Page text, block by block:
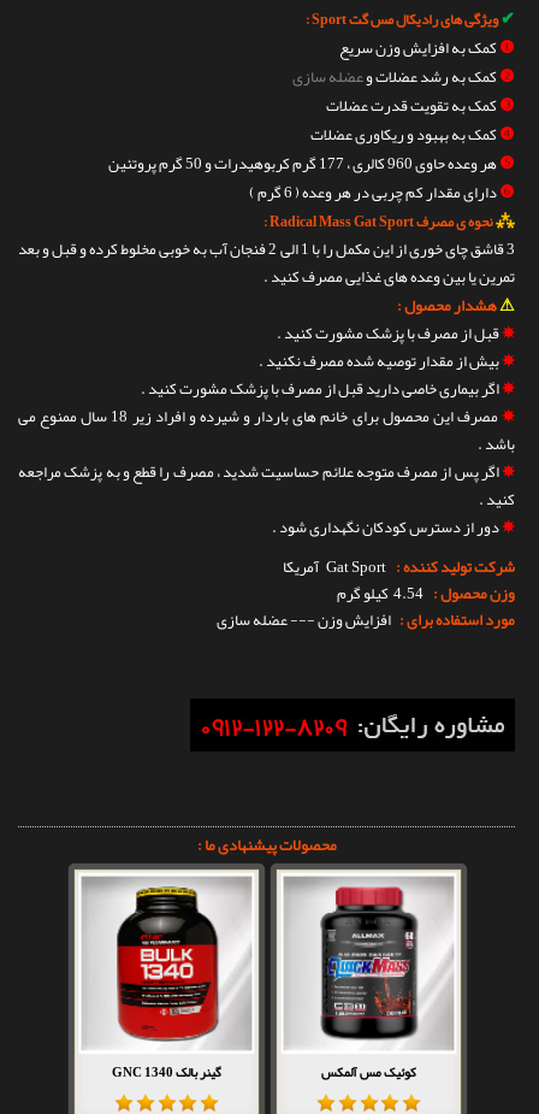
✔ویژگی های رادیکال مس گت Sport :
❶کمک به افزایش وزن سریع
❷کمک به رشد عضلات وعضله سازی
❸کمک به تقویت قدرت عضلات
❹کمک به بهبود و ریکاوری عضلات
❺هر وعده حاوی 960 کالری ، 177 گرم کربوهیدرات و 50 گرم پروتئین
❻دارای مقدار کم چربی در هر وعده ( 6 گرم )
⁂نحوه ی مصرف Radical Mass Gat Sport :
3 قاشق چای خوری از این مکمل را با 1 الی 2 فنجان آب به خوبی مخلوط کرده و قبل و بعد
تمرین یا بین وعده های غذایی مصرف کنید .
⚠هشدار محصول :
✵قبل از مصرف با پزشک مشورت کنید .
✵بیش از مقدار توصیه شده مصرف نکنید .
✵اگر بیماری خاصی دارید قبل از مصرف با پزشک مشورت کنید .
✵
مصرف این محصول برای خانم های باردار و شیرده و افراد زیر 18 سال ممنوع می
باشد .
✵اگر پس از مصرف متوجه علائم حساسیت شدید ، مصرف را قطع و به پزشک مراجعه
کنید .
✵دور از دسترس کودکان نگهداری شود .
شرکت تولید کننده : Gat Sport آمریکا
وزن محصول : 4.54 کیلو گرم
مورد استفاده برای : افزایش وزن --- عضله سازی
محصولات پیشنهادی ما :
کوئیک مس آلمکس گینر بالک 1340 GNC